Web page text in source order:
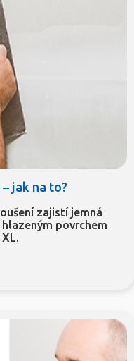
jak na to?
zajistí jemná
povrchem